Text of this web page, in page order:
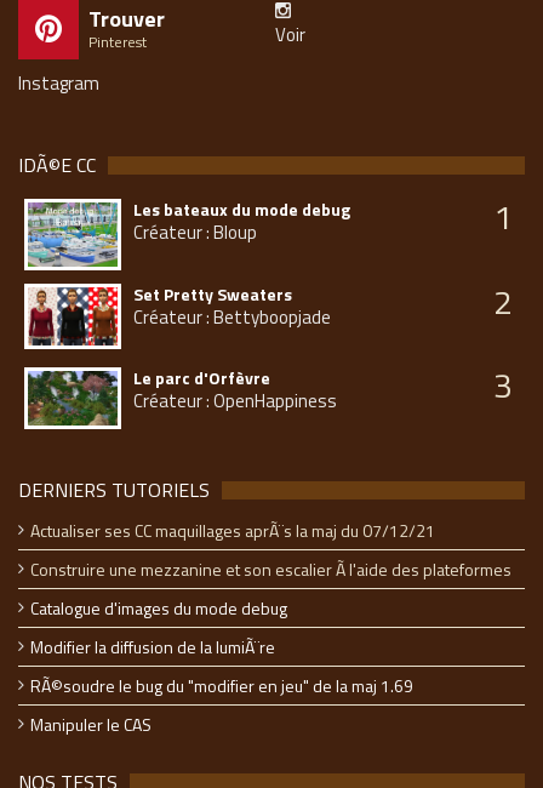
Trouver
Pinterest
Voir
Instagram
IDÃ©E CC
Les bateaux du mode debug
Créateur : Bloup 1
Set Pretty Sweaters
Créateur : Bettyboopjade 2
Le parc d'Orfèvre
Créateur : OpenHappiness 3
DERNIERS TUTORIELS
Actualiser ses CC maquillages aprÃ¨s la maj du 07/12/21
Construire une mezzanine et son escalier Ã l'aide des plateformes
Catalogue d'images du mode debug
Modifier la diffusion de la lumiÃ¨re
RÃ©soudre le bug du "modifier en jeu" de la maj 1.69
Manipuler le CAS
NOS TESTS